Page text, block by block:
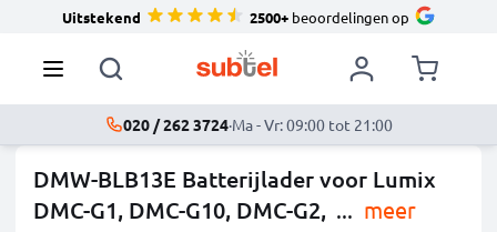
Uitstekend 2500+beoordelingen op
020 / 262 3724·Ma - Vr: 09:00 tot 21:00
DMW-BLB13E Batterijlader voor Lumix
DMC-G1, DMC-G10, DMC-G2, ... meer